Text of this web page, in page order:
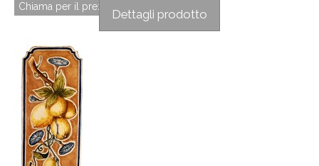
Chiama per il prezzo
Dettagli prodotto